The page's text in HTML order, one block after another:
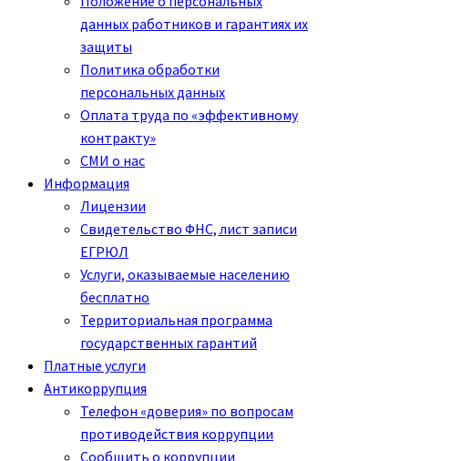
данных работников и гарантиях их
защиты
Политика обработки
персональных данных
Оплата труда по «эффективному
контракту»
СМИ о нас
Информация
Лицензии
Свидетельство ФНС, лист записи
ЕГРЮЛ
Услуги, оказываемые населению
бесплатно
Территориальная программа
государственных гарантий
Платные услуги
Антикоррупция
Телефон «доверия» по вопросам
противодействия коррупции
Сообщить о коррупции